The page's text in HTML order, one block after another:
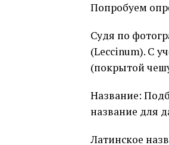
Попробуем
Судя по
(Leccinum). С
(покрытой
Название:
название для
Латинское